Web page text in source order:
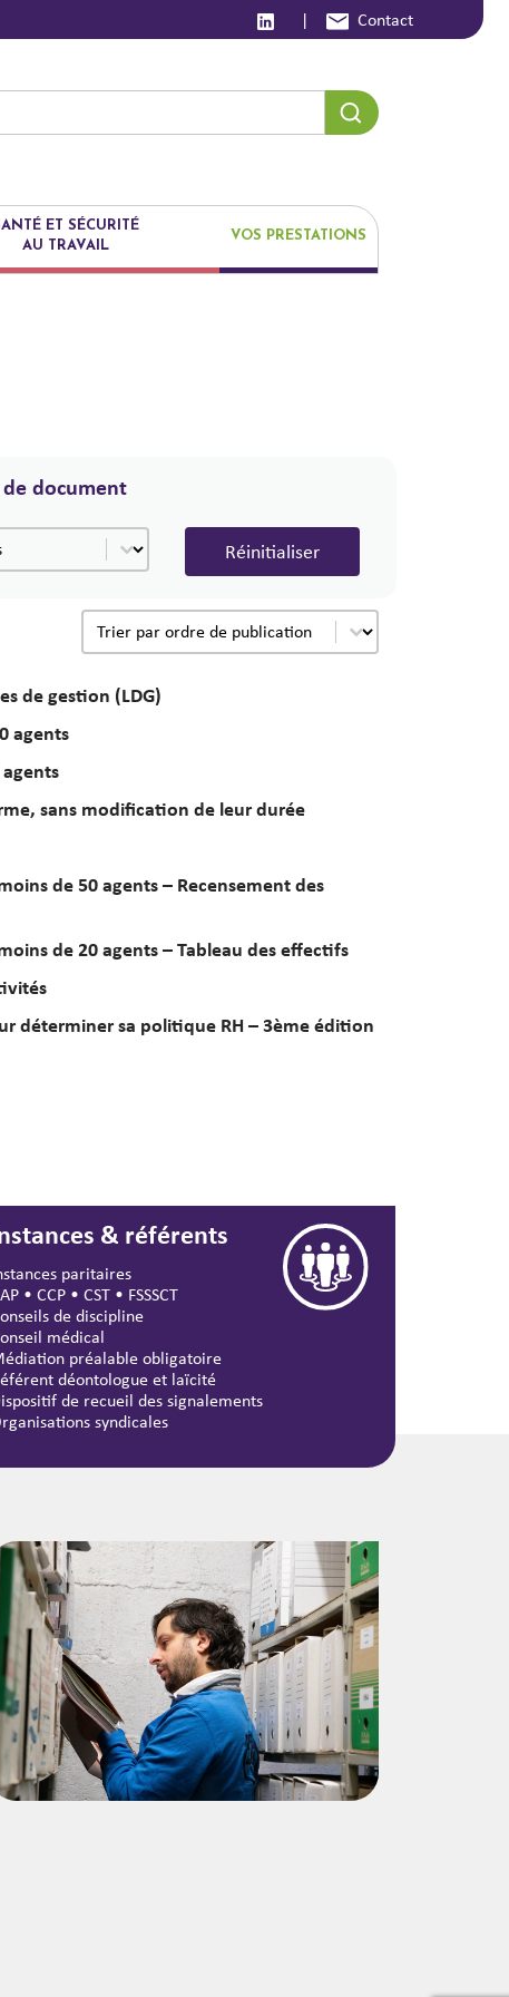
| Contact
ET SÉCURITÉ
AU TRAVAIL
VOS PRESTATIONS
de document
de document
document
Réinitialiser
Date de publication
Trier le contenu
de gestion (LDG)
agents
sans modification de leur durée
de 50 agents – Recensement des
de 20 agents – Tableau des effectifs
déterminer sa politique RH – 3ème édition
& référents
paritaires
• CCP • CST • FSSSCT
de discipline
médical
préalable obligatoire
déontologue et laïcité
de recueil des signalements
syndicales